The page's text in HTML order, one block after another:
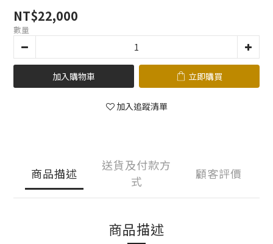
NT$22,000
數量
加入購物車 立即購買
加入追蹤清單
商品描述
送貨及付款方
式
顧客評價
商品描述